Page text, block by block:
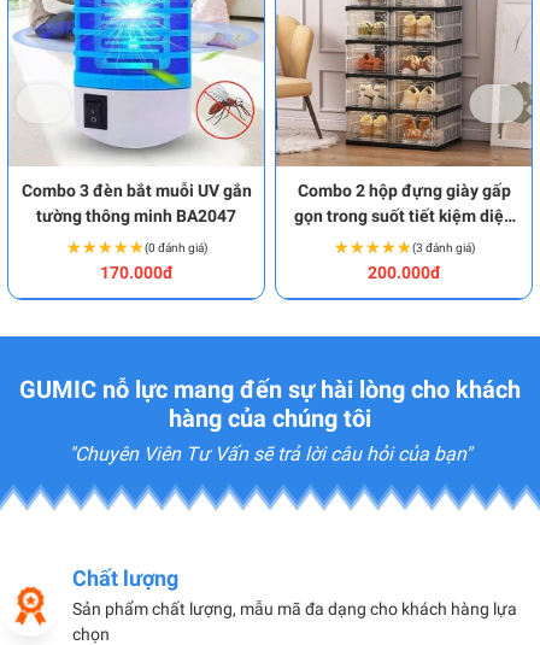
Combo 3 đèn bắt muỗi UV gắn
tường thông minh BA2047
★★★★★
★★★★★(0 đánh giá)
170.000đ
Combo 2 hộp đựng giày gấp
gọn trong suốt tiết kiệm diện
tích BA2049
★★★★★
★★★★★(3 đánh giá)
200.000đ
GUMIC nỗ lực mang đến sự hài lòng cho khách
hàng của chúng tôi
"Chuyên Viên Tư Vấn sẽ trả lời câu hỏi của bạn"
Chất lượng
Sản phẩm chất lượng, mẫu mã đa dạng cho khách hàng lựa
chọn